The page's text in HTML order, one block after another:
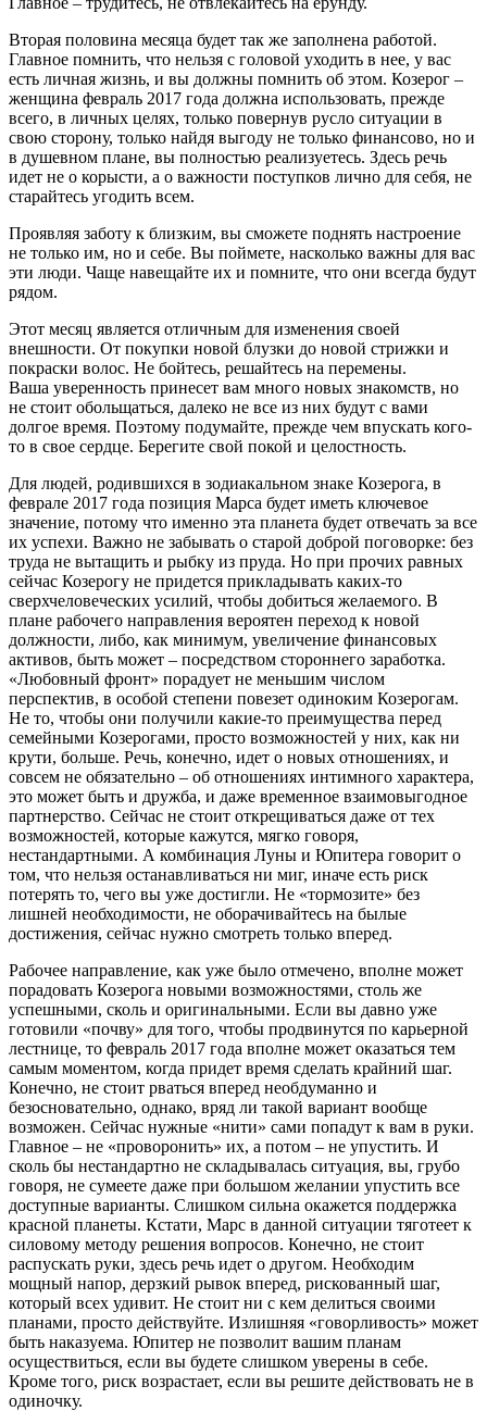
Вторая половина месяца будет так же заполнена работой.
Главное помнить, что нельзя с головой уходить в нее, у вас
есть личная жизнь, и вы должны помнить об этом. Козерог –
женщина февраль 2017 года должна использовать, прежде
всего, в личных целях, только повернув русло ситуации в
свою сторону, только найдя выгоду не только финансово, но и
в душевном плане, вы полностью реализуетесь. Здесь речь
идет не о корысти, а о важности поступков лично для себя, не
старайтесь угодить всем.
Проявляя заботу к близким, вы сможете поднять настроение
не только им, но и себе. Вы поймете, насколько важны для вас
эти люди. Чаще навещайте их и помните, что они всегда будут
рядом.
Этот месяц является отличным для изменения своей
внешности. От покупки новой блузки до новой стрижки и
покраски волос. Не бойтесь, решайтесь на перемены.
Ваша уверенность принесет вам много новых знакомств, но
не стоит обольщаться, далеко не все из них будут с вами
долгое время. Поэтому подумайте, прежде чем впускать кого-
то в свое сердце. Берегите свой покой и целостность.
Для людей, родившихся в зодиакальном знаке Козерога, в
феврале 2017 года позиция Марса будет иметь ключевое
значение, потому что именно эта планета будет отвечать за все
их успехи. Важно не забывать о старой доброй поговорке: без
труда не вытащить и рыбку из пруда. Но при прочих равных
сейчас Козерогу не придется прикладывать каких-то
сверхчеловеческих усилий, чтобы добиться желаемого. В
плане рабочего направления вероятен переход к новой
должности, либо, как минимум, увеличение финансовых
активов, быть может – посредством стороннего заработка.
«Любовный фронт» порадует не меньшим числом
перспектив, в особой степени повезет одиноким Козерогам.
Не то, чтобы они получили какие-то преимущества перед
семейными Козерогами, просто возможностей у них, как ни
крути, больше. Речь, конечно, идет о новых отношениях, и
совсем не обязательно – об отношениях интимного характера,
это может быть и дружба, и даже временное взаимовыгодное
партнерство. Сейчас не стоит открещиваться даже от тех
возможностей, которые кажутся, мягко говоря,
нестандартными. А комбинация Луны и Юпитера говорит о
том, что нельзя останавливаться ни миг, иначе есть риск
потерять то, чего вы уже достигли. Не «тормозите» без
лишней необходимости, не оборачивайтесь на былые
достижения, сейчас нужно смотреть только вперед.
Рабочее направление, как уже было отмечено, вполне может
порадовать Козерога новыми возможностями, столь же
успешными, сколь и оригинальными. Если вы давно уже
готовили «почву» для того, чтобы продвинутся по карьерной
лестнице, то февраль 2017 года вполне может оказаться тем
самым моментом, когда придет время сделать крайний шаг.
Конечно, не стоит рваться вперед необдуманно и
безосновательно, однако, вряд ли такой вариант вообще
возможен. Сейчас нужные «нити» сами попадут к вам в руки.
Главное – не «проворонить» их, а потом – не упустить. И
сколь бы нестандартно не складывалась ситуация, вы, грубо
говоря, не сумеете даже при большом желании упустить все
доступные варианты. Слишком сильна окажется поддержка
красной планеты. Кстати, Марс в данной ситуации тяготеет к
силовому методу решения вопросов. Конечно, не стоит
распускать руки, здесь речь идет о другом. Необходим
мощный напор, дерзкий рывок вперед, рискованный шаг,
который всех удивит. Не стоит ни с кем делиться своими
планами, просто действуйте. Излишняя «говорливость» может
быть наказуема. Юпитер не позволит вашим планам
осуществиться, если вы будете слишком уверены в себе.
Кроме того, риск возрастает, если вы решите действовать не в
одиночку.